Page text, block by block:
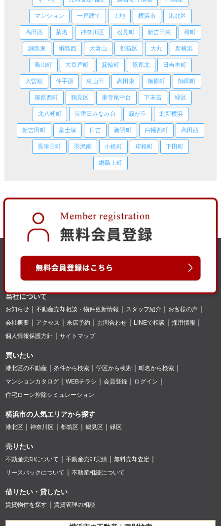
マンション 一戸建て 土地 横浜市 港北区
高田西 菊名 神奈川区 松見町 新吉田東 樽町
綱島東 綱島西 大倉山 都筑区 大丸 新横浜
鳥山町 大豆戸町 箕輪町 篠原北 日吉本町
大曽根 仲手原 東山田 高田東 篠原町 師岡町
篠原西町 鶴見区 東寺尾中台 下末吉 緑区
北八朔町 長津田みなみ台 霧が丘 北新横浜
新吉田町 富士塚 日吉 新羽町 白幡西町 高田西
長津田町 羽沢南 小机町 岸根町 下田町
綱島上町
当社について
お知らせ 不動産売却相談・物件更新情報 スタッフ紹介
お客様の声
会社概要
アクセス 来店予約 お問合わせ LINEで相談
採用情報
個人情報保護方針
サイトマップ
買いたい
港北区の不動産 条件から検索 学区から検索
町名から検索
マンションカタログ
WEBチラシ 会員登録
ログイン
住宅ローン控除シミュレーション
横浜市の人気エリアから探す
港北区 神奈川区 都筑区 鶴見区 緑区
売りたい
不動産売却について 不動産売却実績
無料売却査定
リースバックについて
不動産相続について
借りたい・貸したい
賃貸物件を探す 賃貸管理の相談